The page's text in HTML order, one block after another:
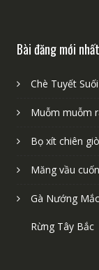
Bài đăng mới nhất
Chè Tuyết
Muỗm muỗm
Bọ xít chiên
Măng vầu
Gà Nướng
Rừng Tây Bắc